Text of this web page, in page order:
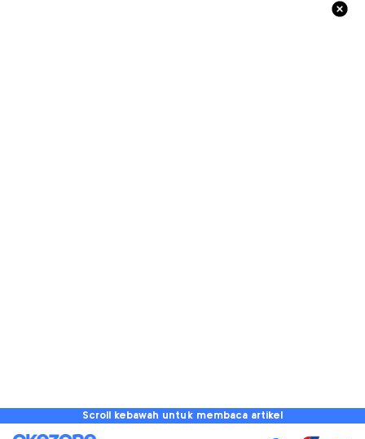
Scroll kebawah untuk membaca artikel